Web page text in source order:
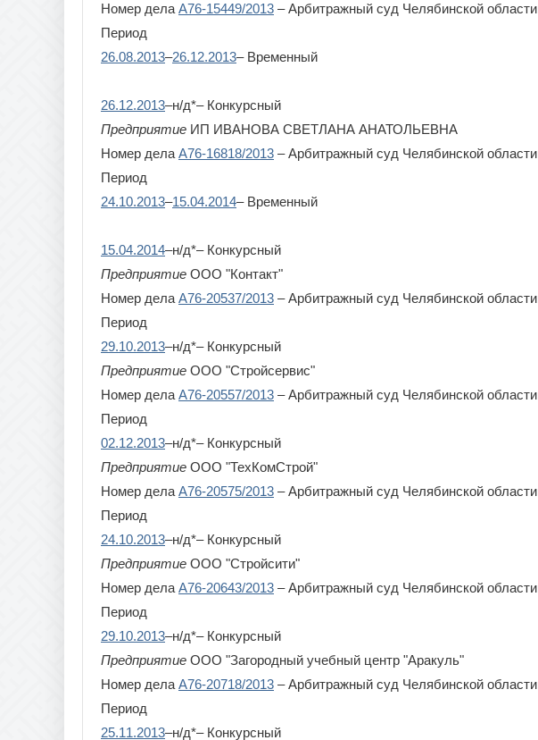
Номер дела А76-15449/2013 – Арбитражный суд Челябинской области
Период
26.08.2013–26.12.2013– Временный
26.12.2013–н/д*– Конкурсный
Предприятие ИП ИВАНОВА СВЕТЛАНА АНАТОЛЬЕВНА
Номер дела А76-16818/2013 – Арбитражный суд Челябинской области
Период
24.10.2013–15.04.2014– Временный
15.04.2014–н/д*– Конкурсный
Предприятие ООО "Контакт"
Номер дела А76-20537/2013 – Арбитражный суд Челябинской области
Период
29.10.2013–н/д*– Конкурсный
Предприятие ООО "Стройсервис"
Номер дела А76-20557/2013 – Арбитражный суд Челябинской области
Период
02.12.2013–н/д*– Конкурсный
Предприятие ООО "ТехКомСтрой"
Номер дела А76-20575/2013 – Арбитражный суд Челябинской области
Период
24.10.2013–н/д*– Конкурсный
Предприятие ООО "Стройсити"
Номер дела А76-20643/2013 – Арбитражный суд Челябинской области
Период
29.10.2013–н/д*– Конкурсный
Предприятие ООО "Загородный учебный центр "Аракуль"
Номер дела А76-20718/2013 – Арбитражный суд Челябинской области
Период
25.11.2013–н/д*– Конкурсный